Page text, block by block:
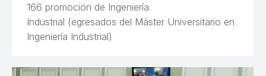
166 promoción de Ingeniería
Industrial (egresados del Máster Universitario en
Ingeniería Industrial)